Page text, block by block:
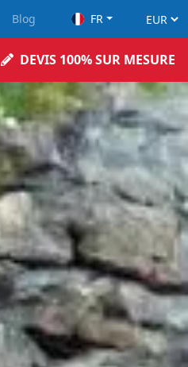
Blog FR
DEVIS 100% SUR MESURE